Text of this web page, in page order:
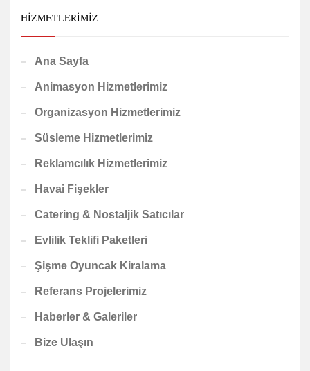
HIZMETLERIMIZ
Ana Sayfa
Animasyon Hizmetlerimiz
Organizasyon Hizmetlerimiz
Süsleme Hizmetlerimiz
Reklamcılık Hizmetlerimiz
Havai Fişekler
Catering & Nostaljik Satıcılar
Evlilik Teklifi Paketleri
Şişme Oyuncak Kiralama
Referans Projelerimiz
Haberler & Galeriler
Bize Ulaşın